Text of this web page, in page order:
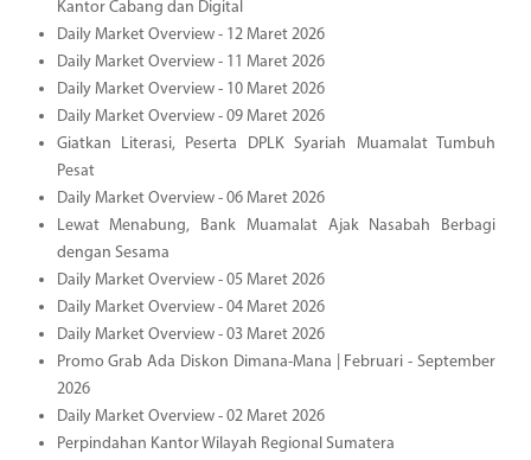
Kantor Cabang dan Digital
Daily Market Overview - 12 Maret 2026
Daily Market Overview - 11 Maret 2026
Daily Market Overview - 10 Maret 2026
Daily Market Overview - 09 Maret 2026
Giatkan Literasi, Peserta DPLK Syariah Muamalat Tumbuh
Pesat
Daily Market Overview - 06 Maret 2026
Lewat Menabung, Bank Muamalat Ajak Nasabah Berbagi
dengan Sesama
Daily Market Overview - 05 Maret 2026
Daily Market Overview - 04 Maret 2026
Daily Market Overview - 03 Maret 2026
Promo Grab Ada Diskon Dimana-Mana | Februari - September
2026
Daily Market Overview - 02 Maret 2026
Perpindahan Kantor Wilayah Regional Sumatera